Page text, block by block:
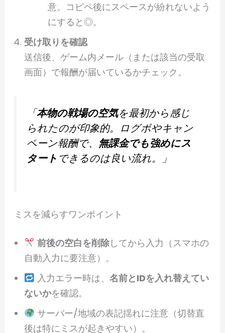
意。コピペ後にスペースが紛れないよう
にすると◎。
受け取りを確認
送信後、ゲーム内メール（または該当の受取
画面）で報酬が届いているかチェック。
「本物の戦場の空気を最初から感じ
られたのが印象的。ログボやキャン
ペーン報酬で、 無課金でも強めにス
タート できるのは良い流れ。」
ミスを減らすワンポイント
前後の空白を削除してから入力（スマホの
自動入力に要注意）。
入力エラー時は、 名前とIDを入れ替えてい
ないかを確認。
サーバー/地域の表記揺れに注意（切替直
後は特にミスが起きやすい）。